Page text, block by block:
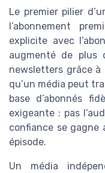
Le premier pilier
l’abonnement
explicite avec
augmenté de plus
newsletters grâce à
qu’un média peut
base d’abonnés
exigeante : pas
confiance se gagne
épisode.
Un média